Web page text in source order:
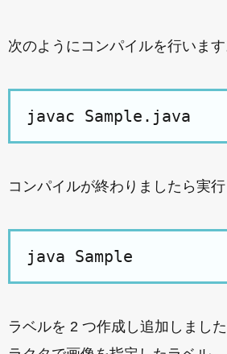
次のようにコンパイルを行います
コンパイルが終わりましたら実行
ラベルを 2 つ作成し追加しまし